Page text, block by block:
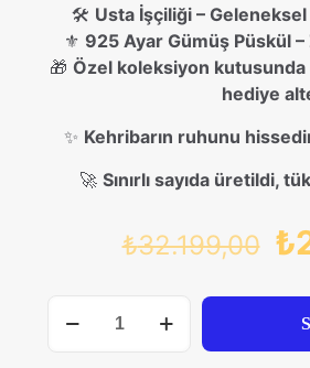
🛠️ Usta İşçiliği –
⚜️ 925 Ayar Gümüş Püskül
🎁 Özel koleksiyon
hediye
✨ Kehribarın ruhunu
🚀 Sınırlı sayıda üretildi,
₺32.199,00 ₺